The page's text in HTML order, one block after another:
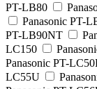
PT-LB80
Panasonic PT-
PT-LB90NT
LC150
Panasonic PT-
LC55U